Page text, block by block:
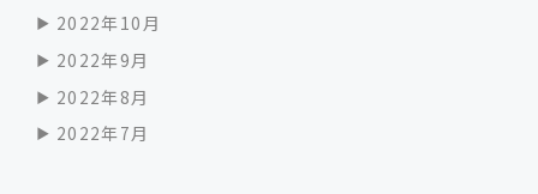
2022年10月
2022年9月
2022年8月
2022年7月